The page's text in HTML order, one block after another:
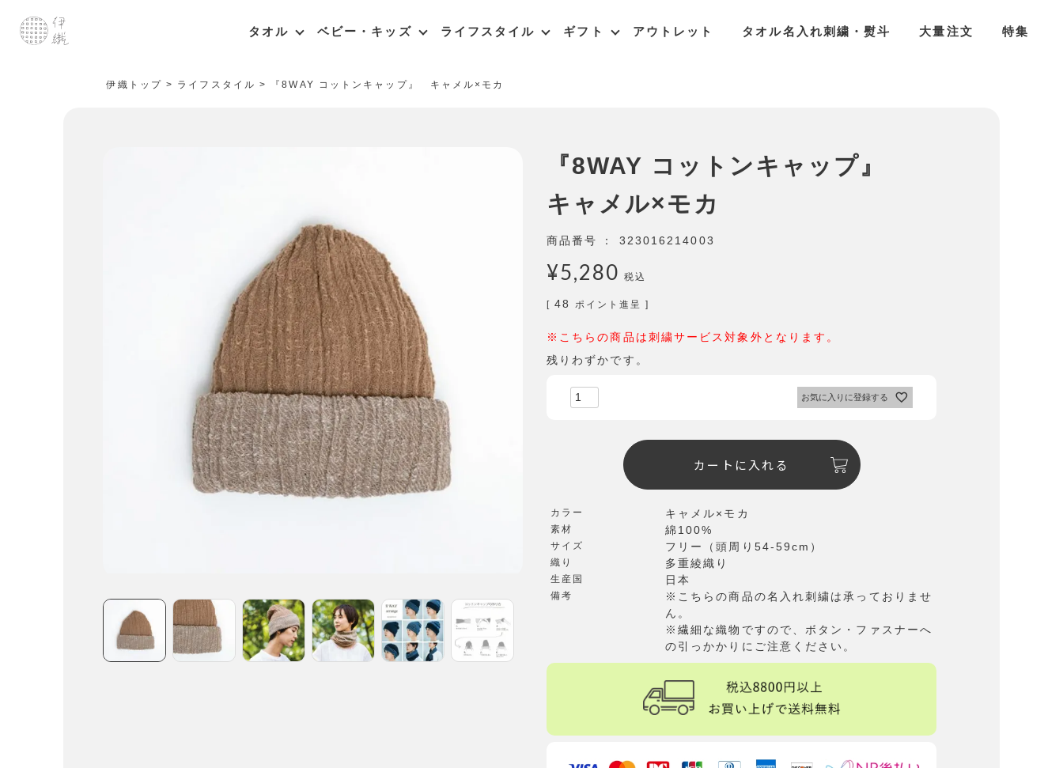
タオル ベビー・キッズ ライフスタイル ギフト アウトレット タオル名入れ刺繍・熨斗 大量注文 特集
伊織トップ ライフスタイル 『8WAY コットンキャップ』 キャメル×モカ
『8WAY コットンキャップ』
キャメル×モカ
商品番号 323016214003
¥5,280 税込
[ 48 ポイント進呈 ]
※こちらの商品は刺繍サービス対象外となります。
残りわずかです。
お気に入りに登録する
カートに入れる
カラー キャメル×モカ
素材 綿100%
サイズ フリー（頭周り54-59cm）
織り 多重綾織り
生産国 日本
備考
※こちらの商品の名入れ刺繍は承っておりませ
ん。
※繊細な織物ですので、ボタン・ファスナーへ
の引っかかりにご注意ください。